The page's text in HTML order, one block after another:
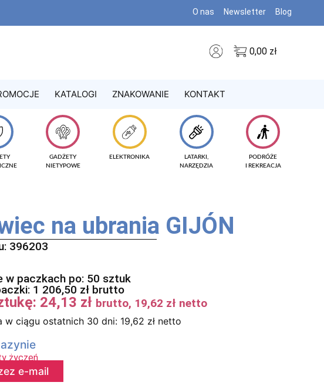
O nas Newsletter Blog
0,00 zł
KATALOGI ZNAKOWANIE KONTAKT
GADŻETY
NIETYPOWE
ELEKTRONIKA
LATARKI,
NARZĘDZIA
PODRÓŻE
I REKREACJA
na ubrania GIJÓN
396203
w paczkach po: 50 sztuk
1 206,50 zł brutto
24,13 zł brutto, 19,62 zł netto
w ciągu ostatnich 30 dni: 19,62 zł netto
życzeń
e-mail